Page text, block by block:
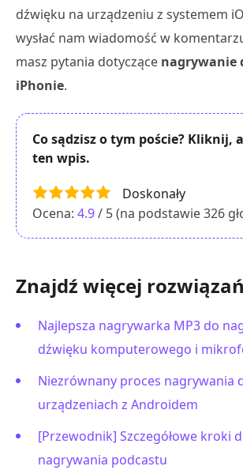
dźwięku na urządzeniu z systemem
wysłać nam wiadomość w
masz pytania dotyczące nagrywanie
iPhonie.
Co sądzisz o tym poście? Kliknij,
ten wpis.
Doskonały
Ocena: 4.9/ 5 (na podstawie326
Znajdź więcej rozwiązań
Najlepsza nagrywarka MP3 do
dźwięku komputerowego i
Niezrównany proces nagrywania
urządzeniach z Androidem
[Przewodnik] Szczegółowe kroki
nagrywania podcastu